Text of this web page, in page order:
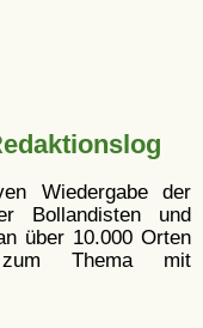
Wiedergabe der
Bollandisten und
über 10.000 Orten
Thema mit